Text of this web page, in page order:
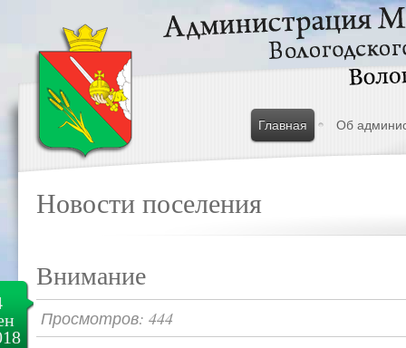
Главная Об
Новости поселения
Внимание
Просмотров: 444